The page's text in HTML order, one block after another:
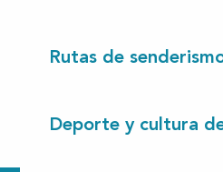
Rutas de
Deporte y cultura